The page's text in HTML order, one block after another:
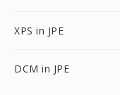
XPS in JPE
DCM in JPE